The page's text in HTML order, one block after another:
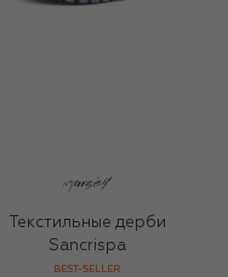
Текстильные дерби
Sancrispa
BEST-SELLER